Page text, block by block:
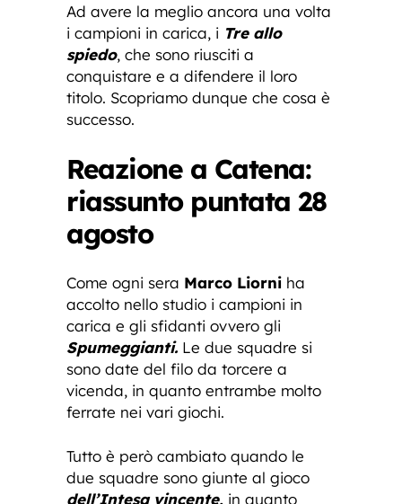
Ad avere la meglio ancora una volta
i campioni in carica, i Tre allo
spiedo, che sono riusciti a
conquistare e a difendere il loro
titolo. Scopriamo dunque che cosa è
successo.
Reazione a Catena:
riassunto puntata 28
agosto
Come ogni sera Marco Liorni ha
accolto nello studio i campioni in
carica e gli sfidanti ovvero gli
Spumeggianti. Le due squadre si
sono date del filo da torcere a
vicenda, in quanto entrambe molto
ferrate nei vari giochi.
Tutto è però cambiato quando le
due squadre sono giunte al gioco
dell’Intesa vincente, in quanto